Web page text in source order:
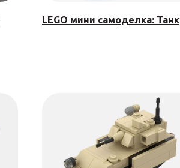
LEGO мини самоделка: Танк